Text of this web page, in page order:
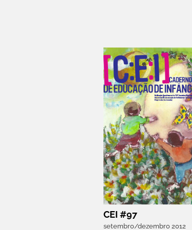
CEI #97
setembro/dezembro 2012